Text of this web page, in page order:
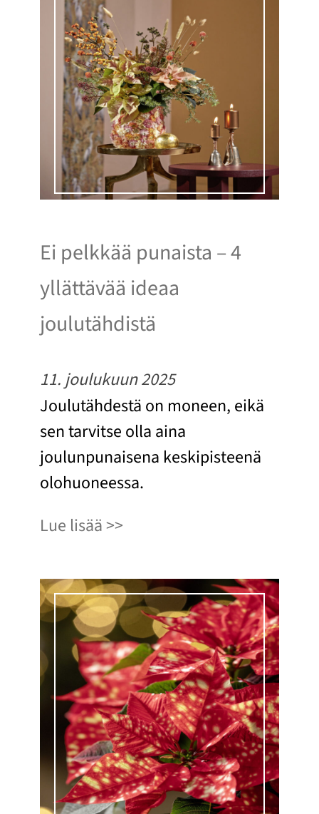
Ei pelkkää punaista – 4
yllättävää ideaa
joulutähdistä
11. joulukuun 2025
Joulutähdestä on moneen, eikä
sen tarvitse olla aina
joulunpunaisena keskipisteenä
olohuoneessa.
Lue lisää